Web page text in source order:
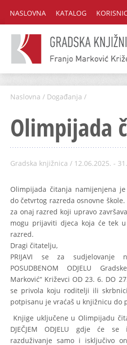
NASLOVNA KATALOG
Naslovna / Događanja /
Olimpijada
Gradska knjižnica / 12.06.2025. -
Olimpijada čitanja namijenjena
do četvrtog razreda osnovne
za onaj razred koji upravo
mogu prijaviti djeca koja će tek
razred.
Dragi čitatelju,
PRIJAVI se za sudjelovanje na
POSUDBENOM ODJELU
Marković“ Križevci OD 23. 6. DO
se privola koju roditelji ili
potpisanu je vraćaš u knjižnicu do
Knjige uključene u Olimpijadu
DJEČJEM ODJELU gdje će
razduživanje samo i isključivo